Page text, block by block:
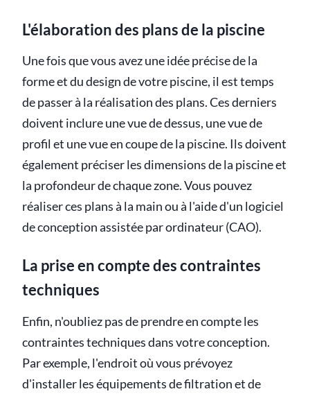
L'élaboration des plans de la piscine
Une fois que vous avez une idée précise de la
forme et du design de votre piscine, il est temps
de passer à la réalisation des plans. Ces derniers
doivent inclure une vue de dessus, une vue de
profil et une vue en coupe de la piscine. Ils doivent
également préciser les dimensions de la piscine et
la profondeur de chaque zone. Vous pouvez
réaliser ces plans à la main ou à l'aide d'un logiciel
de conception assistée par ordinateur (CAO).
La prise en compte des contraintes
techniques
Enfin, n'oubliez pas de prendre en compte les
contraintes techniques dans votre conception.
Par exemple, l'endroit où vous prévoyez
d'installer les équipements de filtration et de